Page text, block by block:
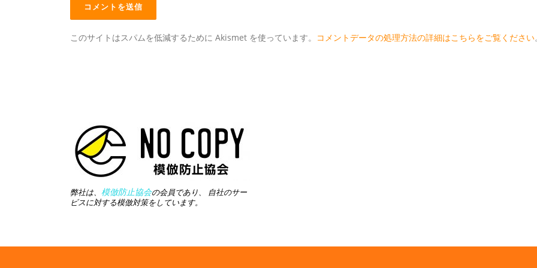
このサイトはスパムを低減するために Akismet を使っています。 コメントデータの処理方法の詳細はこちらをご覧ください
弊社は、 模倣防止協会の会員であり、 自社のサー
ビスに対する模倣対策をしています。